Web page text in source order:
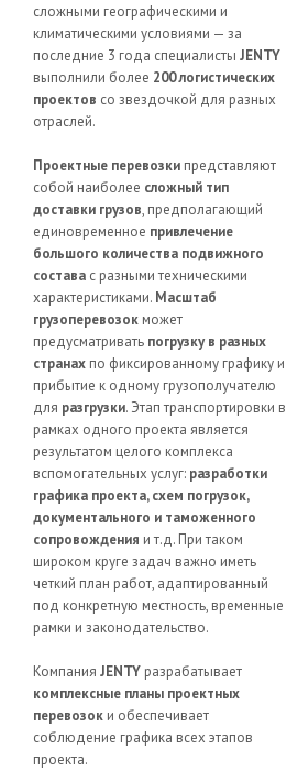
сложными географическими и
климатическими условиями — за
последние 3 года специалисты JENTY
выполнили более 200 логистических
проектов со звездочкой для разных
отраслей.
Проектные перевозки представляют
собой наиболее сложный тип
доставки грузов, предполагающий
единовременное привлечение
большого количества подвижного
состава с разными техническими
характеристиками. Масштаб
грузоперевозок может
предусматривать погрузку в разных
странах по фиксированному графику и
прибытие к одному грузополучателю
для разгрузки. Этап транспортировки в
рамках одного проекта является
результатом целого комплекса
вспомогательных услуг: разработки
графика проекта, схем погрузок,
документального и таможенного
сопровождения и т.д. При таком
широком круге задач важно иметь
четкий план работ, адаптированный
под конкретную местность, временные
рамки и законодательство.
Компания JENTY разрабатывает
комплексные планы проектных
перевозок и обеспечивает
соблюдение графика всех этапов
проекта.